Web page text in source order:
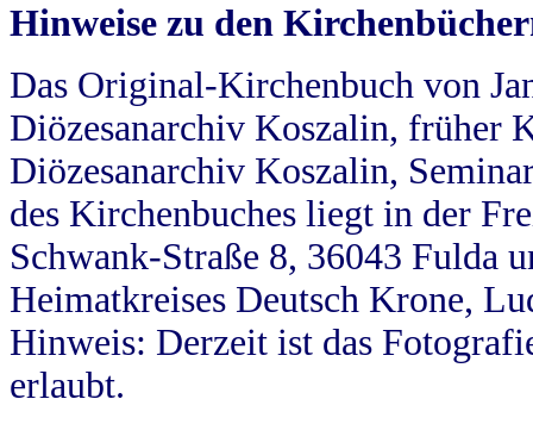
Hinweise zu den
Das Original-Kirchenbuch von
Diözesanarchiv Koszalin, früher
Diözesanarchiv Koszalin,
des Kirchenbuches liegt in der
Schwank-Straße 8, 36043 Fulda
Heimatkreises Deutsch Krone,
Hinweis: Derzeit ist das
erlaubt.